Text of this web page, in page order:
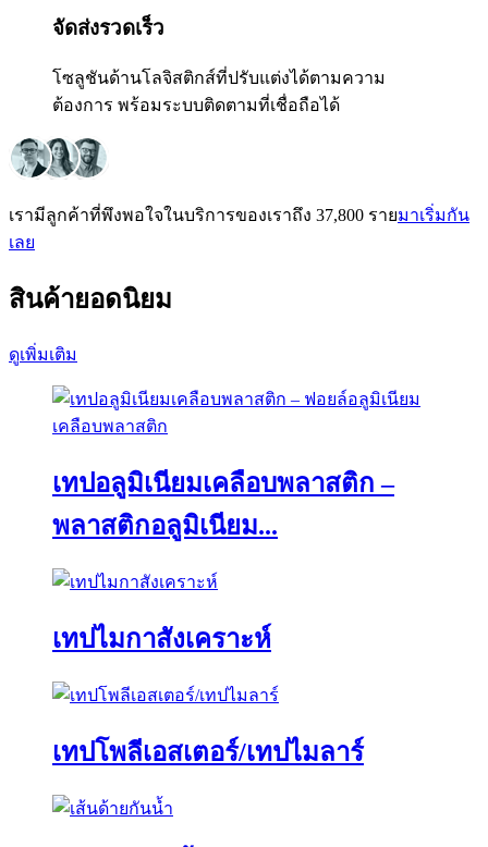
จัดส่งรวดเร็ว
โซลูชันด้านโลจิสติกส์ที่ปรับแต่งได้ตามความ
ต้องการ พร้อมระบบติดตามที่เชื่อถือได้
เรามีลูกค้าที่พึงพอใจในบริการของเราถึง 37,800 รายมาเริ่มกัน
เลย
สินค้ายอดนิยม
ดูเพิ่มเติม
เทปอลูมิเนียมเคลือบพลาสติก –
พลาสติกอลูมิเนียม...
เทปไมกาสังเคราะห์
เทปโพลีเอสเตอร์/เทปไมลาร์